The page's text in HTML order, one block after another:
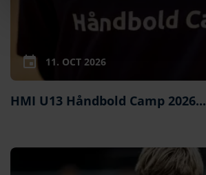
11. OCT 2026
HMI U13 Håndbold Camp 2026...